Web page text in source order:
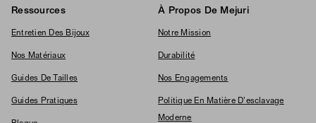
Ressources
Entretien Des Bijoux
Nos Matériaux
Guides De Tailles
Guides Pratiques
À Propos De Mejuri
Notre Mission
Durabilité
Nos Engagements
Politique En Matière D'esclavage
Moderne